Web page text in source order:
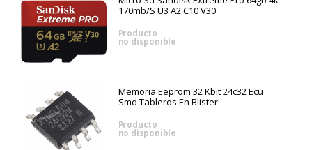
170mb/s U3 A2 C10 V30
Producto
no disponible
Memoria Eeprom 32 Kbit 24c32 Ecu
Smd Tableros En Blister
Producto
no disponible